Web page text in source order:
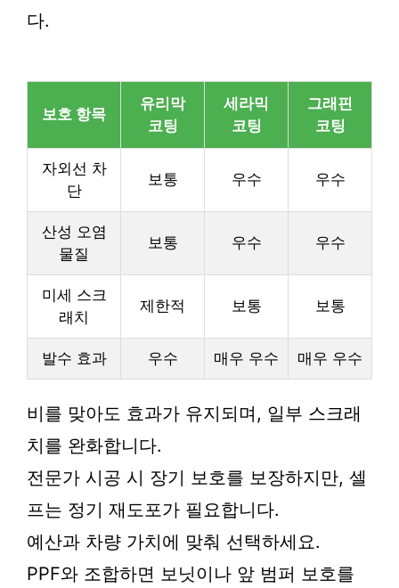
다.
보호 항목
유리막
코팅
세라믹
코팅
그래핀
코팅
자외선 차
단
보통 우수 우수
산성 오염
물질
보통 우수 우수
미세 스크
래치
제한적 보통 보통
발수 효과 우수 매우 우수 매우 우수
비를 맞아도 효과가 유지되며, 일부 스크래
치를 완화합니다.
전문가 시공 시 장기 보호를 보장하지만, 셀
프는 정기 재도포가 필요합니다.
예산과 차량 가치에 맞춰 선택하세요.
PPF와 조합하면 보닛이나 앞 범퍼 보호를